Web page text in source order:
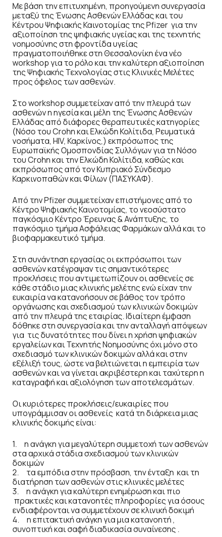
Με βάση την επιτυχημένη, προηγούμενη συνεργασία
μεταξύ της Ένωσης Ασθενών Ελλάδας και του
Κέντρου Ψηφιακής Καινοτομίας της Pfizer για την
αξιοποίηση της ψηφιακής υγείας και της τεχνητής
νοημοσύνης στη φροντίδα υγείας
πραγματοποιήθηκε στη Θεσσαλονίκη ένα νέο
workshop για το ρόλο και την καλύτερη αξιοποίηση
της Ψηφιακής Τεχνολογίας στις Κλινικές Μελέτες
προς όφελος των ασθενών.
Στο workshop συμμετείχαν από την πλευρά των
ασθενών η ηγεσία και μέλη της Ένωσης Ασθενών
Ελλάδας από διάφορες θεραπευτικές κατηγορίες
(Νόσο του Crohn και Ελκώδη Κολίτιδα, Ρευματικά
νοσήματα, HIV, Καρκίνος,) εκπρόσωπος της
Ευρωπαϊκής Ομοσπονδίας Συλλόγων για τη Νόσο
του Crohn και την Ελκώδη Κολίτιδα, καθώς και
εκπρόσωπος από τον Κυπριακό Σύνδεσμο
Καρκινοπαθών και Φίλων (ΠΑΣΥΚΑΦ).
Από την Pfizer συμμετείχαν επιστήμονες από το
Κέντρο Ψηφιακής Καινοτομίας, το νεοσύστατο
παγκόσμιο Κέντρο Έρευνας & Ανάπτυξης, το
παγκόσμιο τμήμα Ασφάλειας Φαρμάκων αλλά και το
βιοφαρμακευτικό τμήμα.
Στη συνάντηση εργασίας οι εκπρόσωποι των
ασθενών κατέγραψαν τις σημαντικότερες
προκλήσεις που αντιμετωπίζουν οι ασθενείς σε
κάθε στάδιο μιας κλινικής μελέτης ενώ είχαν την
ευκαιρία να κατανοήσουν σε βάθος τον τρόπο
οργάνωσης και σχεδιασμού των κλινικών δοκιμών
από την πλευρά της εταιρίας. Ιδιαίτερη έμφαση
δόθηκε στη συνεργασία και την ανταλλαγή απόψεων
για τις δυνατότητες που δίνει η χρήση ψηφιακών
εργαλείων και Τεχνητής Νοημοσύνης όχι μόνο στο
σχεδιασμό των κλινικών δοκιμών αλλά και στην
εξέλιξή τους, ώστε να βελτιώνεται η εμπειρία των
ασθενών και να γίνεται ακριβέστερη και ταχύτερη η
καταγραφή και αξιολόγηση των αποτελεσμάτων.
Οι κυριότερες προκλήσεις/ευκαιρίες που
υπογράμμισαν οι ασθενείς κατά τη διάρκεια μιας
κλινικής δοκιμής είναι:
1. η ανάγκη για μεγαλύτερη συμμετοχή των ασθενών
στα αρχικά στάδια σχεδιασμού των κλινικών
δοκιμών
2. τα εμπόδια στην πρόσβαση, την ένταξη και τη
διατήρηση των ασθενών στις κλινικές μελέτες
3. η ανάγκη για καλύτερη ενημέρωση και πιο
πρακτικές και κατανοητές πληροφορίες για όσους
ενδιαφέρονται να συμμετέχουν σε κλινική δοκιμή
4. η επιτακτική ανάγκη για μια κατανοητή ,
συνοπτική και σαφή διαδικασία συναίνεσης .